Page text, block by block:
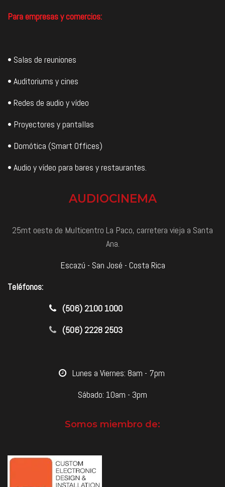
Para empresas y comercios:
• Salas de reuniones
• Auditoriums y cines
• Redes de audio y vídeo
• Proyectores y pantallas
• Domótica (Smart Offices)
• Audio y vídeo para bares y restaurantes.
AUDIOCINEMA
25mt oeste de Multicentro La Paco, carretera vieja a Santa
Ana.
Escazú - San José - Costa Rica
Teléfonos:
​(506) 2100 1000
(506) 2228 2503
​Lunes a Viernes: 8am - 7pm
Sábado: 10am - 3pm
Somos miembro de: